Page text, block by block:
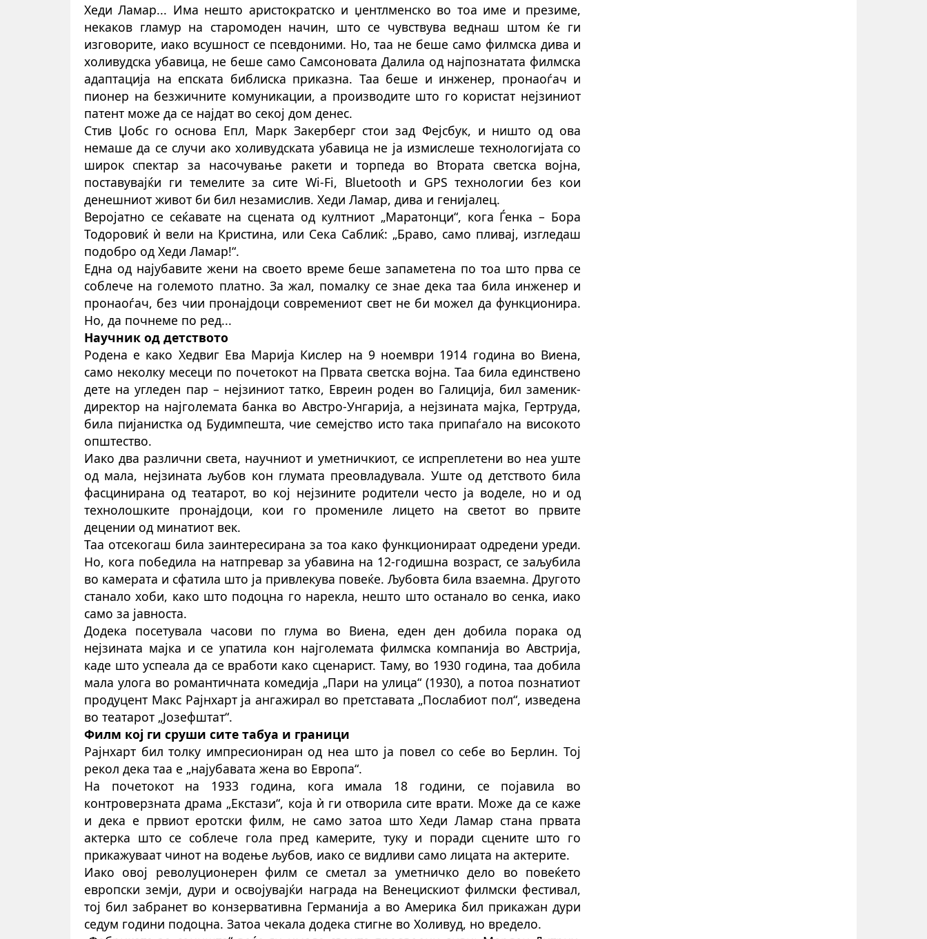
Хеди Ламар... Има нешто аристократско и џентлменско во тоа име и презиме,
некаков гламур на старомоден начин, што се чувствува веднаш штом ќе ги
изговорите, иако всушност се псевдоними. Но, таа не беше само филмска дива и
холивудска убавица, не беше само Самсоновата Далила од најпознатата филмска
адаптација на епската библиска приказна. Таа беше и инженер, пронаоѓач и
пионер на безжичните комуникации, а производите што го користат нејзиниот
патент може да се најдат во секој дом денес.
Стив Џобс го основа Епл, Марк Закерберг стои зад Фејсбук, и ништо од ова
немаше да се случи ако холивудската убавица не ја измислеше технологијата со
широк спектар за насочување ракети и торпеда во Втората светска војна,
поставувајќи ги темелите за сите Wi-Fi, Bluetooth и GPS технологии без кои
денешниот живот би бил незамислив. Хеди Ламар, дива и генијалец.
Веројатно се сеќавате на сцената од култниот „Маратонци“, кога Ѓенка – Бора
Тодоровиќ ѝ вели на Кристина, или Сека Саблиќ: „Браво, само пливај, изгледаш
подобро од Хеди Ламар!“.
Една од најубавите жени на своето време беше запаметена по тоа што прва се
соблече на големото платно. За жал, помалку се знае дека таа била инженер и
пронаоѓач, без чии пронајдоци современиот свет не би можел да функционира.
Но, да почнеме по ред...
Научник од детството
Родена е како Хедвиг Ева Марија Кислер на 9 ноември 1914 година во Виена,
само неколку месеци по почетокот на Првата светска војна. Таа била единствено
дете на угледен пар – нејзиниот татко, Евреин роден во Галиција, бил заменик-
директор на најголемата банка во Австро-Унгарија, а нејзината мајка, Гертруда,
била пијанистка од Будимпешта, чие семејство исто така припаѓало на високото
општество.
Иако два различни света, научниот и уметничкиот, се испреплетени во неа уште
од мала, нејзината љубов кон глумата преовладувала. Уште од детството била
фасцинирана од театарот, во кој нејзините родители често ја воделе, но и од
технолошките пронајдоци, кои го промениле лицето на светот во првите
децении од минатиот век.
Таа отсекогаш била заинтересирана за тоа како функционираат одредени уреди.
Но, кога победила на натпревар за убавина на 12-годишна возраст, се заљубила
во камерата и сфатила што ја привлекува повеќе. Љубовта била взаемна. Другото
станало хоби, како што подоцна го нарекла, нешто што останало во сенка, иако
само за јавноста.
Додека посетувала часови по глума во Виена, еден ден добила порака од
нејзината мајка и се упатила кон најголемата филмска компанија во Австрија,
каде што успеала да се вработи како сценарист. Таму, во 1930 година, таа добила
мала улога во романтичната комедија „Пари на улица“ (1930), а потоа познатиот
продуцент Макс Рајнхарт ја ангажирал во претставата „Послабиот пол“, изведена
во театарот „Јозефштат“.
Филм кој ги сруши сите табуа и граници
Рајнхарт бил толку импресиониран од неа што ја повел со себе во Берлин. Тој
рекол дека таа е „најубавата жена во Европа“.
На почетокот на 1933 година, кога имала 18 години, се појавила во
контроверзната драма „Екстази“, која ѝ ги отворила сите врати. Може да се каже
и дека е првиот еротски филм, не само затоа што Хеди Ламар стана првата
актерка што се соблече гола пред камерите, туку и поради сцените што го
прикажуваат чинот на водење љубов, иако се видливи само лицата на актерите.
Иако овој револуционерен филм се сметал за уметничко дело во повеќето
европски земји, дури и освојувајќи награда на Венецискиот филмски фестивал,
тој бил забранет во конзервативна Германија а во Америка бил прикажан дури
седум години подоцна. Затоа чекала додека стигне во Холивуд, но вредело.